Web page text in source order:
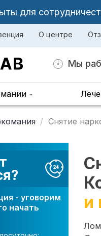
для
О центре
Мы
Снятие
- уговорим
начать
и